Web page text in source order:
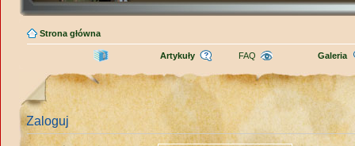
Strona główna
Artykuły FAQ Galeria
Zaloguj